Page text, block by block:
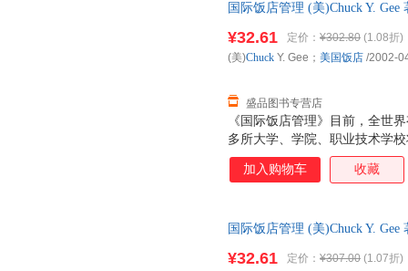
国际饭店管理 (美)Chuck Y.
《国际饭店管理》目前，全世
多所大学、学院、职业技术学
国家有20多个授权机构为饭店
书在饭店业内享有高的专业等
务，提高饭店经营和管理的专
¥32.61 定价： ¥302.80 (1.08折)
盛品图书专营店
(美)Chuck Y. Gee； 美国饭店 /2002-
加入购物车 收藏
国际饭店管理 (美)Chuck Y.
¥32.61 定价： ¥307.00 (1.07折)